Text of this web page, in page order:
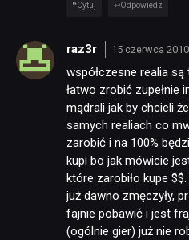
Cytuj Odpowiedz
raz3r 15 czerwca
współczesne realia
łatwo zrobić zupełnie
mądrali jak by chcieli
samych realiach co
zarobić i na 100%
kupi bo jak mówicie
które zarobiło kupe
już dawno zmęczyły,
fajnie pobawić i jest
(ogólnie gier) już nie